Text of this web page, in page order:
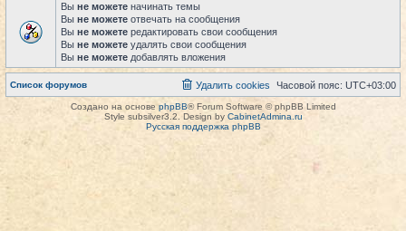
Вы не можете начинать темы
Вы не можете отвечать на сообщения
Вы не можете редактировать свои сообщения
Вы не можете удалять свои сообщения
Вы не можете добавлять вложения
Список форумов Часовой пояс: UTC+03:00
Удалить cookies
Создано на основе phpBB® Forum Software © phpBB Limited
Style subsilver3.2. Design by CabinetAdmina.ru
Русская поддержка phpBB